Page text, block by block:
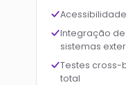
Integração de
sistemas
Testes
total